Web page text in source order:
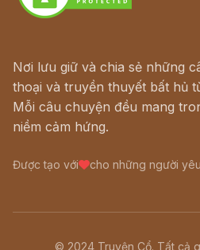
Nơi lưu giữ và chia sẻ những
thoại và truyền thuyết bất hủ
Mỗi câu chuyện đều mang
niềm cảm hứng.
Được tạo với cho những người
© 2024 Truyện Cổ. Tất cả